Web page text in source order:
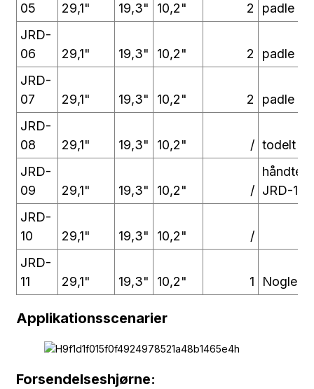
05
29,1" 19,3" 10,2" 2
padle
JRD-
06
29,1" 19,3" 10,2" 2
padle
JRD-
07
29,1" 19,3" 10,2" 2
padle
JRD-
08
29,1" 19,3" 10,2" / todelt
JRD-
09
29,1" 19,3" 10,2" / JRD-10
JRD-
10
29,1" 19,3" 10,2"
/
JRD-
11
29,1" 19,3" 10,2" 1 Nogle
Applikationsscenarier
Forsendelseshjørne: